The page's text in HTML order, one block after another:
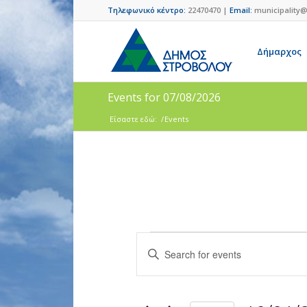
Τηλεφωνικό κέντρο: 22470470 | Email:
Δήμαρχος
Events for 07/08/2026
Είσαστε εδώ: /Events
Events
Search
and
Enter
Keyword.
Search